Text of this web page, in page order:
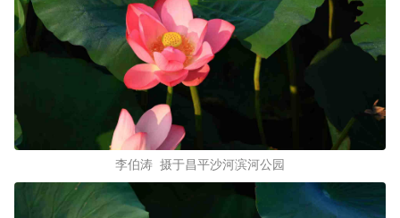
李伯涛 摄于昌平沙河滨河公园